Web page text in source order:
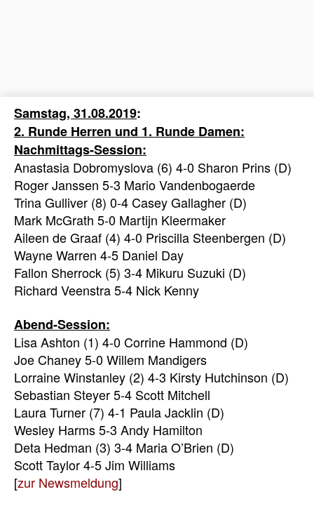
Samstag, 31.08.2019:
2. Runde Herren und 1. Runde Damen:
Nachmittags-Session:
Anastasia Dobromyslova (6) 4-0 Sharon Prins (D)
Roger Janssen 5-3 Mario Vandenbogaerde
Trina Gulliver (8) 0-4 Casey Gallagher (D)
Mark McGrath 5-0 Martijn Kleermaker
Aileen de Graaf (4) 4-0 Priscilla Steenbergen (D)
Wayne Warren 4-5 Daniel Day
Fallon Sherrock (5) 3-4 Mikuru Suzuki (D)
Richard Veenstra 5-4 Nick Kenny
Abend-Session:
Lisa Ashton (1) 4-0 Corrine Hammond (D)
Joe Chaney 5-0 Willem Mandigers
Lorraine Winstanley (2) 4-3 Kirsty Hutchinson (D)
Sebastian Steyer 5-4 Scott Mitchell
Laura Turner (7) 4-1 Paula Jacklin (D)
Wesley Harms 5-3 Andy Hamilton
Deta Hedman (3) 3-4 Maria O’Brien (D)
Scott Taylor 4-5 Jim Williams
[zur Newsmeldung]